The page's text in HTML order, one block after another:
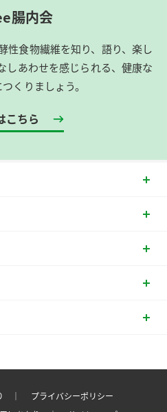
腸内会
性食物繊維を知り、語り、楽し
しあわせを感じられる、健康な
くりましょう。
こちら
｜
プライバシーポリシー